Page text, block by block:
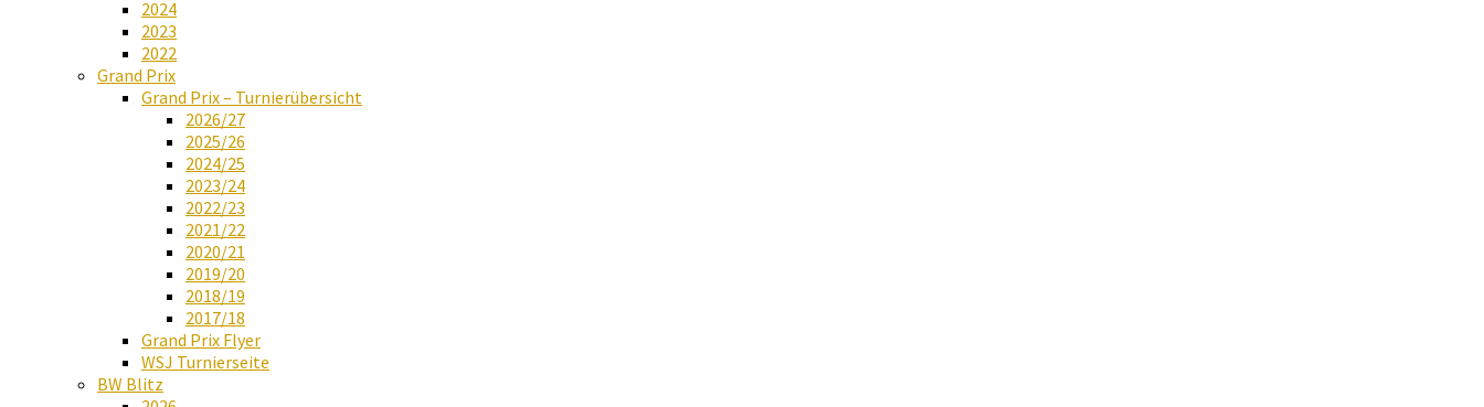
2024
2023
2022
Grand Prix
Grand Prix – Turnierübersicht
2026/27
2025/26
2024/25
2023/24
2022/23
2021/22
2020/21
2019/20
2018/19
2017/18
Grand Prix Flyer
WSJ Turnierseite
BW Blitz